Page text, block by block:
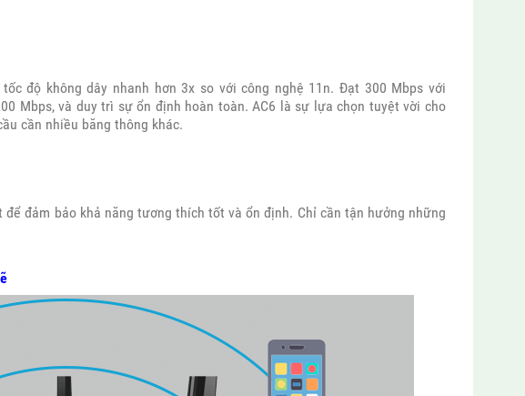
độ không dây nhanh hơn 3x so với công nghệ 11n. Đạt 300 Mbps với
Mbps, và duy trì sự ổn định hoàn toàn. AC6 là sự lựa chọn tuyệt vời cho
cần nhiều băng thông khác.
đảm bảo khả năng tương thích tốt và ổn định. Chỉ cần tận hưởng những